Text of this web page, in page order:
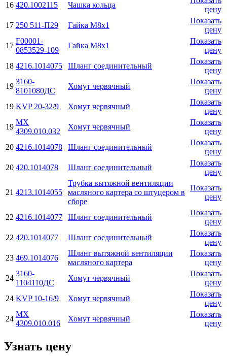
16 420.1002115 Чашка кольца
цену
17 250 511-П29 Гайка М8х1
Показать
цену
17
F00001-
0853529-109
Гайка М8х1
Показать
цену
18 4216.1014075 Шланг соединительный
Показать
цену
19
3160-
8101080ДС
Хомут червячный
Показать
цену
19 KVP 20-32/9 Хомут червячный
Показать
цену
19
МХ
4309.010.032
Хомут червячный
Показать
цену
20 4216.1014078 Шланг соединительный
Показать
цену
20 420.1014078 Шланг соединительный
Показать
цену
21 4213.1014055
Трубка вытяжной вентиляции
масляного картера со штуцером в
сборе
Показать
цену
22 4216.1014077 Шланг соединительный
Показать
цену
22 420.1014077 Шланг соединительный
Показать
цену
23 469.1014076
Шланг вытяжной вентиляции
масляного картера
Показать
цену
24
3160-
1104110ДС
Хомут червячный
Показать
цену
24 KVP 10-16/9 Хомут червячный
Показать
цену
24
МХ
4309.010.016
Хомут червячный
Показать
цену
Узнать цену